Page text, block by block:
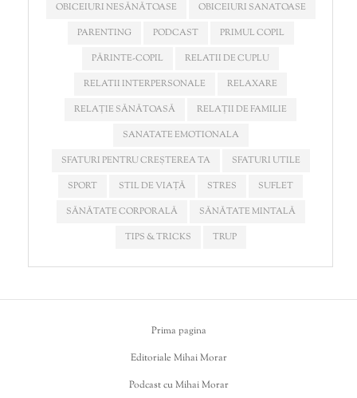
OBICEIURI NESĂNĂTOASE
OBICEIURI SANATOASE
PARENTING
PODCAST
PRIMUL COPIL
PĂRINTE-COPIL
RELATII DE CUPLU
RELATII INTERPERSONALE
RELAXARE
RELAȚIE SĂNĂTOASĂ
RELAȚII DE FAMILIE
SANATATE EMOTIONALA
SFATURI PENTRU CREȘTEREA TA
SFATURI UTILE
SPORT
STIL DE VIAȚĂ STRES
SUFLET
SĂNĂTATE CORPORALĂ
SĂNĂTATE MINTALĂ
TIPS & TRICKS
TRUP
Prima pagina
Editoriale Mihai Morar
Podcast cu Mihai Morar